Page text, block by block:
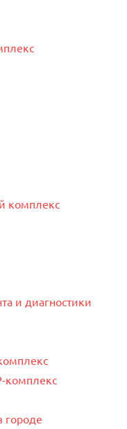
комплекс
и диагностики
комплекс
городе